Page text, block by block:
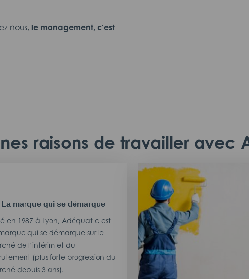
nous, le management, c'est
raisons de travailler avec
La marque qui se démarque
en 1987 à Lyon, Adéquat c’est
qui se démarque sur le
de l’intérim et du
(plus forte progression du
depuis 3 ans).